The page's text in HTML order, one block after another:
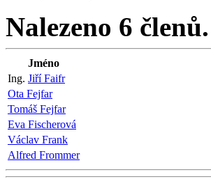
Nalezeno 6 členů.
Jméno
Ing. Jiří Faifr
Ota Fejfar
Tomáš Fejfar
Eva Fischerová
Václav Frank
Alfred Frommer